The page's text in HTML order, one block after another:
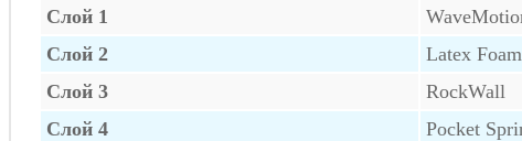
Слой 1
Слой 2
Latex Foam
Слой 3
RockWall
Слой 4
Pocket